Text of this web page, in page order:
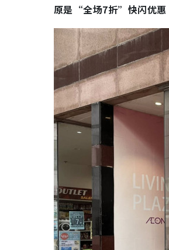
原是“全场7折”快闪优惠